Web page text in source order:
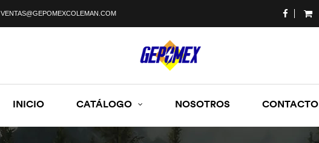
VENTAS@GEPOMEXCOLEMAN.COM
INICIO CATÁLOGO NOSOTROS CONTACTO